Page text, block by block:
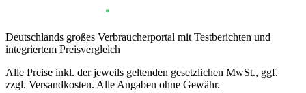
Deutschlands großes Verbraucherportal mit Testberichten und
integriertem Preisvergleich
Alle Preise inkl. der jeweils geltenden gesetzlichen MwSt., ggf.
zzgl. Versandkosten. Alle Angaben ohne Gewähr.